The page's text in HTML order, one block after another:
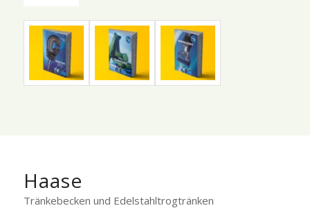
Haase
Tränkebecken und Edelstahltrogtränken